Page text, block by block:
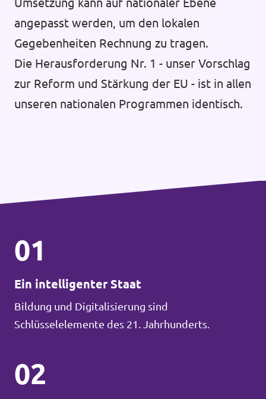
angepasst werden, um den lokalen
Gegebenheiten Rechnung zu tragen.
Die Herausforderung Nr. 1 - unser Vorschlag
zur Reform und Stärkung der EU - ist in allen
unseren nationalen Programmen identisch.
01
Ein intelligenter Staat
Bildung und Digitalisierung sind
Schlüsselelemente des 21. Jahrhunderts.
02